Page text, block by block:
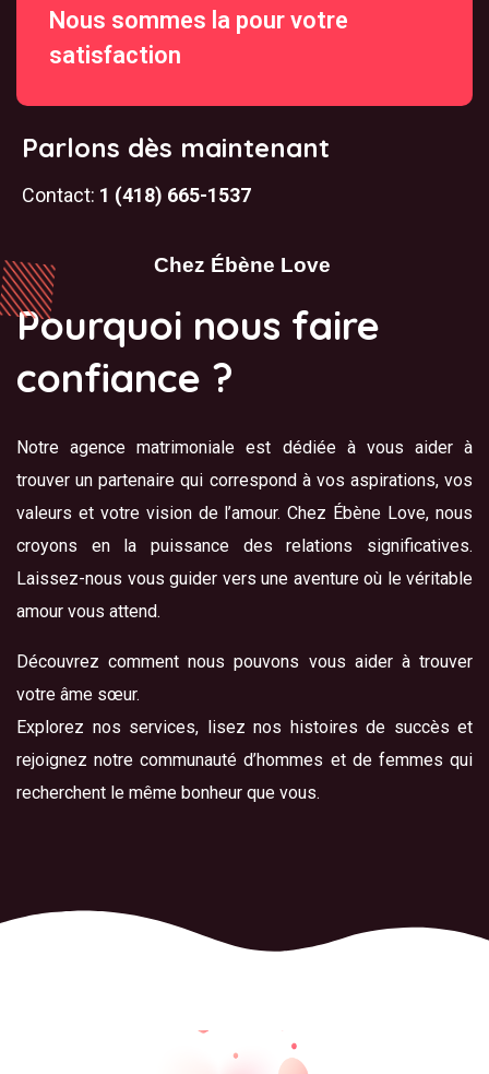
Nous sommes la pour votre
satisfaction
Parlons dès maintenant
Contact: 1 (418) 665-1537
Chez Ébène Love
Pourquoi nous faire
confiance ?
Notre agence matrimoniale est dédiée à vous aider à
trouver un partenaire qui correspond à vos aspirations, vos
valeurs et votre vision de l’amour. Chez Ébène Love, nous
croyons en la puissance des relations significatives.
Laissez-nous vous guider vers une aventure où le véritable
amour vous attend.
Découvrez comment nous pouvons vous aider à trouver
votre âme sœur.
Explorez nos services, lisez nos histoires de succès et
rejoignez notre communauté d’hommes et de femmes qui
recherchent le même bonheur que vous.